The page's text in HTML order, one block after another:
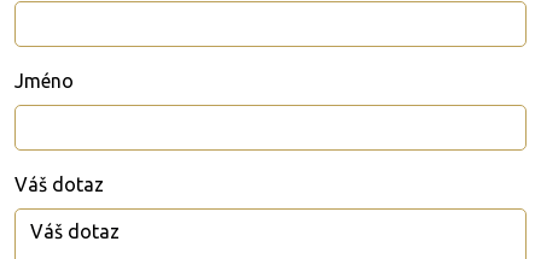
Jméno
Váš dotaz